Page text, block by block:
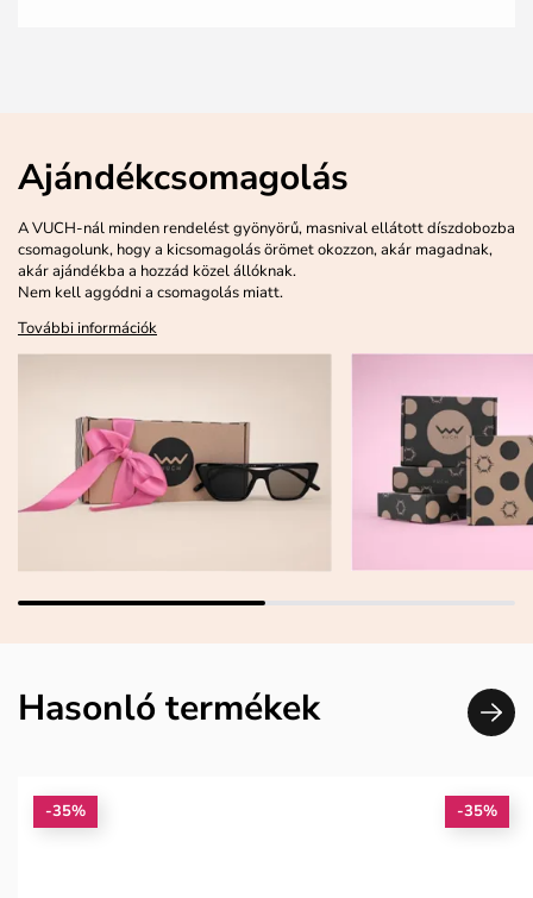
Ajándékcsomagolás
A VUCH-nál minden rendelést gyönyörű, masnival ellátott díszdobozba
csomagolunk, hogy a kicsomagolás örömet okozzon, akár magadnak,
akár ajándékba a hozzád közel állóknak.
Nem kell aggódni a csomagolás miatt.
További információk
Hasonló termékek
-35% -35%